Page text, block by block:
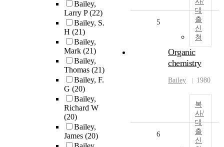
Bailey,
Larry P(22)
Bailey, S.
H (21)
Bailey,
Mark (21)
Bailey,
Thomas (21)
Bailey, F.
G (20)
Bailey,
Richard W
(20)
Bailey,
James (20)
대
출
신
청
5
Organic
chemistry
Bailey 1980
복
사/
대
출
신
6